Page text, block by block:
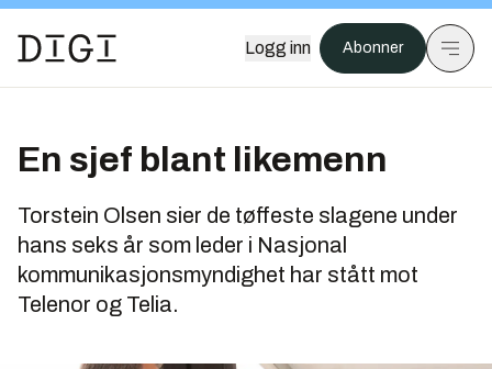
Logg inn Abonner
En sjef blant likemenn
Torstein Olsen sier de tøffeste slagene under
hans seks år som leder i Nasjonal
kommunikasjonsmyndighet har stått mot
Telenor og Telia.